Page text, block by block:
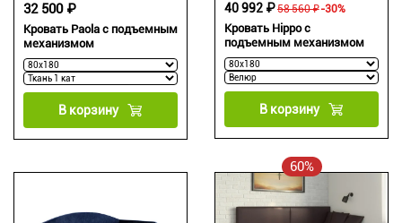
Кровать Paola с подъемным
механизмом
32 500 ₽
В корзину
Кровать Hippo с
подъемным механизмом
58 560 ₽
40 992 ₽ -30%
В корзину
60%